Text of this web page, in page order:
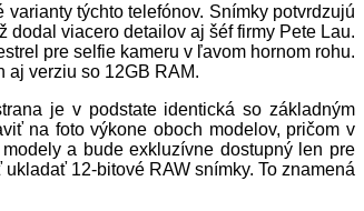
týchto telefónov. Snímky potvrdzujú
viacero detailov aj šéf firmy Pete Lau.
pre selfie kameru v ľavom hornom rohu.
aj verziu so 12GB RAM.
je v podstate identická so základným
na foto výkone oboch modelov, pričom v
a bude exkluzívne dostupný len pre
12-bitové RAW snímky. To znamená